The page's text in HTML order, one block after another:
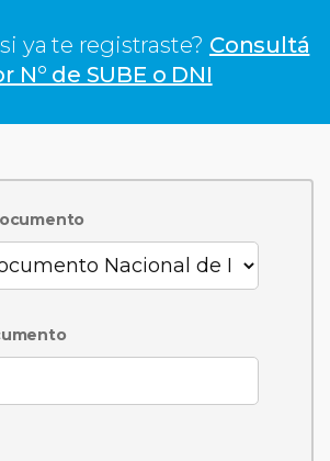
ya te registraste? Consultá
de SUBE o DNI